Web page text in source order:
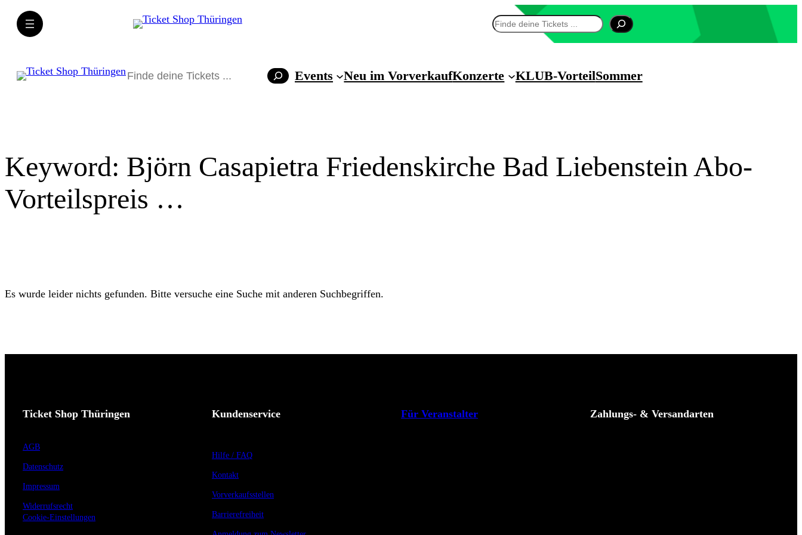
Direkt
zum
Suchen
Suchen Events Neu im VorverkaufKonzerte KLUB-VorteilSommer
Keyword: Björn Casapietra Friedenskirche Bad Liebenstein Abo-
Vorteilspreis …
Es wurde leider nichts gefunden. Bitte versuche eine Suche mit anderen Suchbegriffen.
Ticket Shop Thüringen
AGB
Datenschutz
Impressum
Widerrufsrecht
Cookie-Einstellungen
Kundenservice
Hilfe / FAQ
Kontakt
Vorverkaufsstellen
Barrierefreiheit
Für Veranstalter Zahlungs- & Versandarten